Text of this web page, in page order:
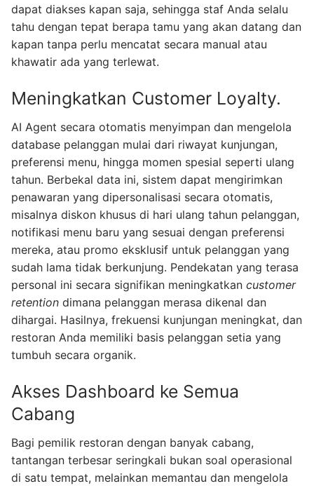
dapat diakses kapan saja, sehingga staf Anda selalu
tahu dengan tepat berapa tamu yang akan datang dan
kapan tanpa perlu mencatat secara manual atau
khawatir ada yang terlewat.
Meningkatkan Customer Loyalty.
AI Agent secara otomatis menyimpan dan mengelola
database pelanggan mulai dari riwayat kunjungan,
preferensi menu, hingga momen spesial seperti ulang
tahun. Berbekal data ini, sistem dapat mengirimkan
penawaran yang dipersonalisasi secara otomatis,
misalnya diskon khusus di hari ulang tahun pelanggan,
notifikasi menu baru yang sesuai dengan preferensi
mereka, atau promo eksklusif untuk pelanggan yang
sudah lama tidak berkunjung. Pendekatan yang terasa
personal ini secara signifikan meningkatkan customer
retention dimana pelanggan merasa dikenal dan
dihargai. Hasilnya, frekuensi kunjungan meningkat, dan
restoran Anda memiliki basis pelanggan setia yang
tumbuh secara organik.
Akses Dashboard ke Semua
Cabang
Bagi pemilik restoran dengan banyak cabang,
tantangan terbesar seringkali bukan soal operasional
di satu tempat, melainkan memantau dan mengelola